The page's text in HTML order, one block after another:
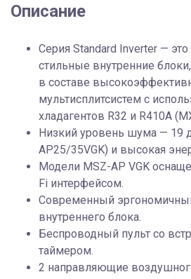
Описание
Серия Standard Inverter —
стильные внутренние
в составе
мультисплитсистем с
хладагентов R32 и R410A
Низкий уровень шума — 19
AP25/35VGK) и высокая
Модели MSZ-AP VGK
Fi интерфейсом.
Современный
внутреннего блока.
Беспроводный пульт со
таймером.
2 направляющие